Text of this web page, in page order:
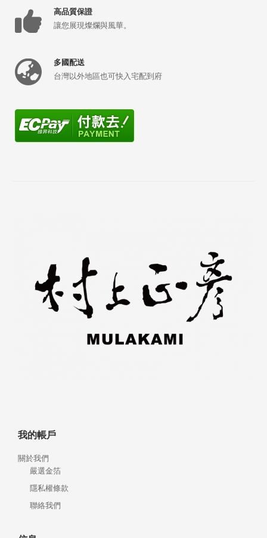
高品質保證
讓您展現燦爛與風華。
多國配送
台灣以外地區也可快入宅配到府
我的帳戶
關於我們
嚴選金箔
隱私權條款
聯絡我們